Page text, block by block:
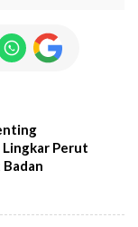
Perut